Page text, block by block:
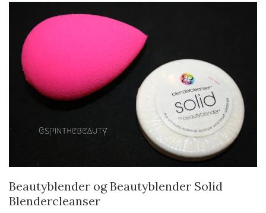
Beautyblender og Beautyblender Solid
Blendercleanser